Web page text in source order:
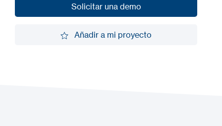
Solicitar una demo
Añadir a mi proyecto